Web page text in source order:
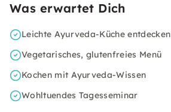
Was erwartet Dich
Leichte Ayurveda-Küche entdecken
Vegetarisches, glutenfreies Menü
Kochen mit Ayurveda-Wissen
Wohltuendes Tagesseminar